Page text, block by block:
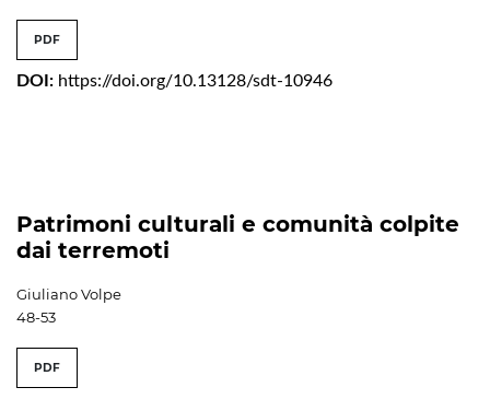
PDF
DOI: https://doi.org/10.13128/sdt-10946
Patrimoni culturali e comunità colpite
dai terremoti
Giuliano Volpe
48-53
PDF